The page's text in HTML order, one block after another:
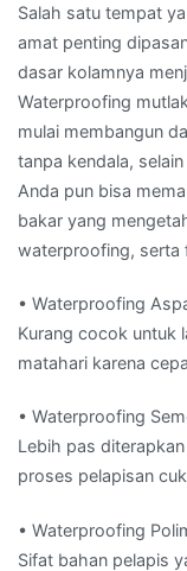
Salah satu tempat
amat penting
dasar kolamnya
Waterproofing
mulai membangun
tanpa kendala,
Anda pun bisa
bakar yang
waterproofing, serta
• Waterproofing
Kurang cocok untuk
matahari karena
• Waterproofing
Lebih pas
proses pelapisan
• Waterproofing
Sifat bahan pelapis